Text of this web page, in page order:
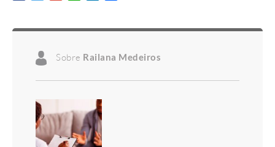
Sobre Railana Medeiros